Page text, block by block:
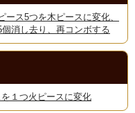
ス5つを木ピースに変化、
消し去り、再コンボする
１つ火ピースに変化